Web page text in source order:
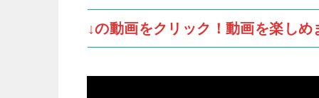
↓の動画をクリック！動画を楽しめ